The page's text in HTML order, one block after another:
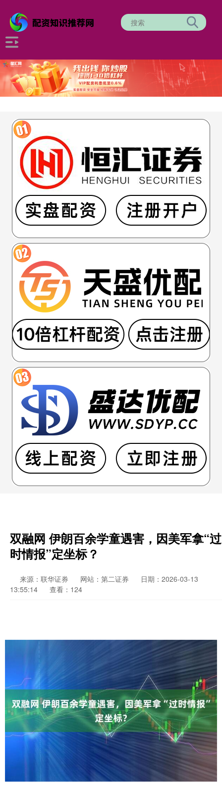
双融网 伊朗百余学童遇害，因美军拿“过
时情报”定坐标？
来源：联华证券 网站：第二证券
日期：2026-03-13
13:55:14
查看：124